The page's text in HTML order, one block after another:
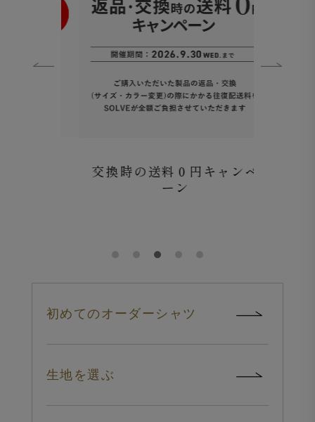
交換時の送料０円キャンペ
ーン
初めてのオーダーシャツ
生地を選ぶ